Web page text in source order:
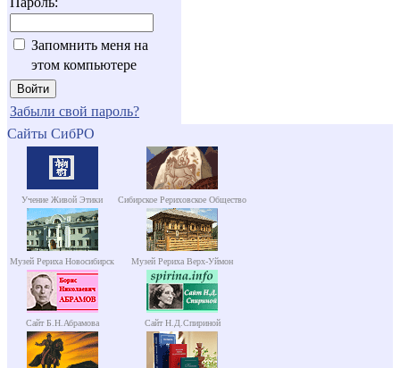
Запомнить меня на
этом компьютере
Забыли свой пароль?
Сайты СибРО
Учение Живой Этики Сибирское Рериховское Общество
Музей Рериха Новосибирск Музей Рериха Верх-Уймон
Сайт Б.Н.Абрамова Сайт Н.Д.Спириной